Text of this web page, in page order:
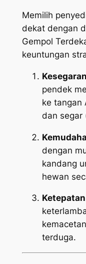
Memilih
dekat dengan
Gempol
keuntungan
pendek
ke tangan
dan segar
dengan
kandang
hewan
terduga.